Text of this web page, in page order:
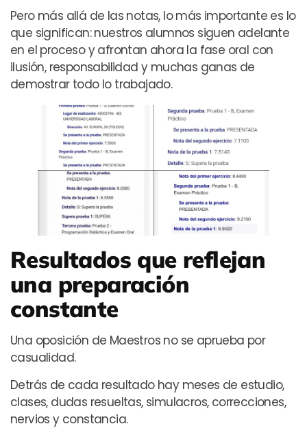
Pero más allá de las notas, lo más importante es lo
que significan: nuestros alumnos siguen adelante
en el proceso y afrontan ahora la fase oral con
ilusión, responsabilidad y muchas ganas de
demostrar todo lo trabajado.
Resultados que reflejan
una preparación
constante
Una oposición de Maestros no se aprueba por
casualidad.
Detrás de cada resultado hay meses de estudio,
clases, dudas resueltas, simulacros, correcciones,
nervios y constancia.